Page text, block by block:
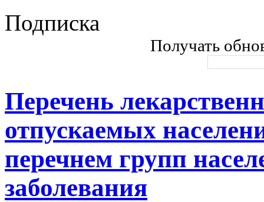
Подписка
Получать
Перечень
отпускаемых
перечнем групп
заболевания